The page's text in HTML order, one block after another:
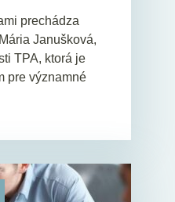
prechádza
Janušková,
TPA, ktorá je
pre významné